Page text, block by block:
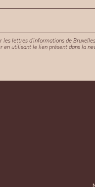
les lettres d'informations de
en utilisant le lien présent dans la